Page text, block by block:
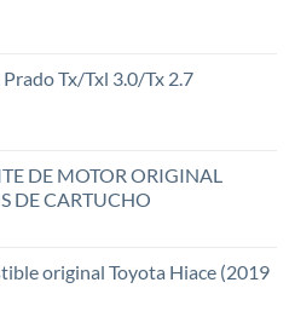
Tx/Txl 3.0/Tx 2.7
DE MOTOR ORIGINAL
DE CARTUCHO
original Toyota Hiace (2019